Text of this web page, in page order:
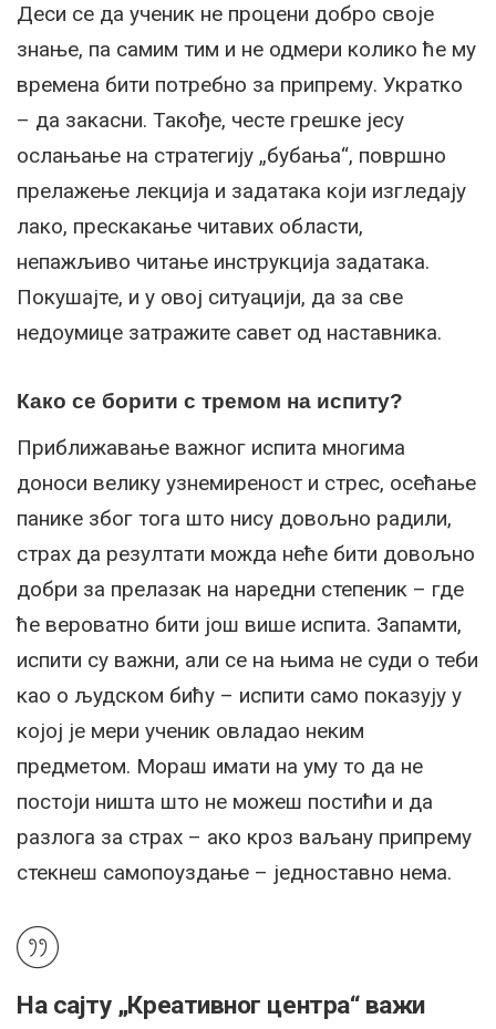
Деси се да ученик не процени добро своје
знање, па самим тим и не одмери колико ће му
времена бити потребно за припрему. Укратко
– да закасни. Такође, честе грешке јесу
ослањање на стратегију „бубања“, површно
прелажење лекција и задатака који изгледају
лако, прескакање читавих области,
непажљиво читање инструкција задатака.
Покушајте, и у овој ситуацији, да за све
недоумице затражите савет од наставника.
Како се борити с тремом на испиту?
Приближавање важног испита многима
доноси велику узнемиреност и стрес, осећање
панике због тога што нису довољно радили,
страх да резултати можда неће бити довољно
добри за прелазак на наредни степеник – где
ће вероватно бити још више испита. Запамти,
испити су важни, али се на њима не суди о теби
као о људском бићу – испити само показују у
којој је мери ученик овладао неким
предметом. Мораш имати на уму то да не
постоји ништа што не можеш постићи и да
разлога за страх – ако кроз ваљану припрему
стекнеш самопоуздање – једноставно нема.
На сајту „Креативног центра“ важи